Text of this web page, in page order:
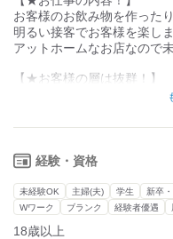
服装＆髪型、ネイル＆ピ
学歴・経験なんにもいり
常連の方が多く安心して
一人ひとりに合う働き方が
働きやすさ抜群の良環境と
働きやすさ・稼ぎやすさも
☆スタッフ
『ここだけの話、ちょっと
きやすいです♪未経験の私で
レスフリーで働けてます◎
もできるので、学生の私は
お客様のお飲み物を作ったり
明るい接客でお客様を楽し
アットホームなお店なので
【★お客様の層は抜群！】
お客様の層は落ち着いた上
お客様と接していろいろな
経験・資格
未経験OK 主婦(夫) 学生 新卒
Wワーク
ブランク 経験者優遇
18歳以上